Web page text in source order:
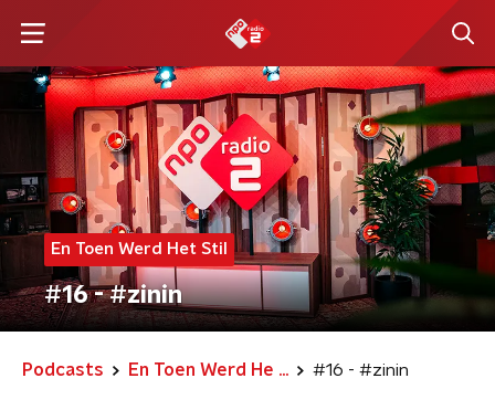
En Toen Werd Het Stil
#16 - #zinin
Podcasts En Toen Werd He ... #16 - #zinin